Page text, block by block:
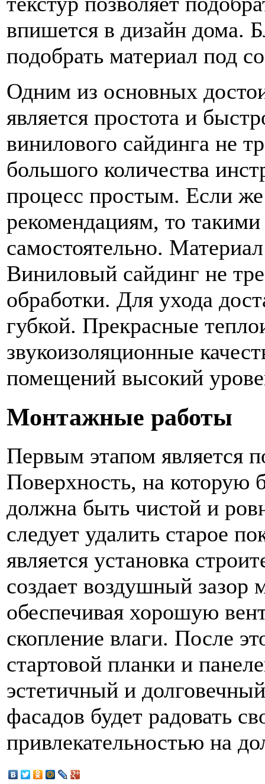
впишется в дизайн дома.
подобрать материал под
Одним из основных
является простота и
винилового сайдинга не
большого количества
процесс простым. Если
рекомендациям, то
самостоятельно.
Виниловый сайдинг не
обработки. Для ухода
губкой. Прекрасные
звукоизоляционные
помещений высокий
Монтажные работы
Первым этапом является
Поверхность, на которую
должна быть чистой и
следует удалить старое
является установка
создает воздушный зазор
обеспечивая хорошую
скопление влаги. После
стартовой планки и
эстетичный и
фасадов будет радовать
привлекательностью на